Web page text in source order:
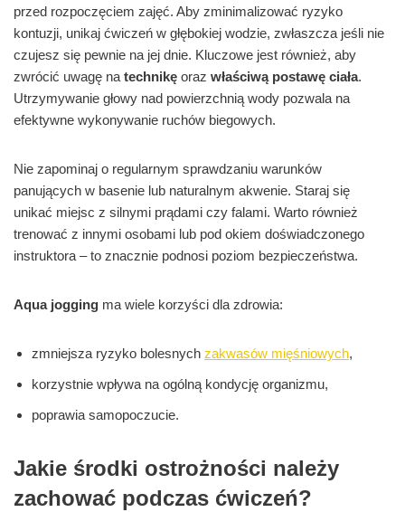
przed rozpoczęciem zajęć. Aby zminimalizować ryzyko
kontuzji, unikaj ćwiczeń w głębokiej wodzie, zwłaszcza jeśli nie
czujesz się pewnie na jej dnie. Kluczowe jest również, aby
zwrócić uwagę na technikę oraz właściwą postawę ciała.
Utrzymywanie głowy nad powierzchnią wody pozwala na
efektywne wykonywanie ruchów biegowych.
Nie zapominaj o regularnym sprawdzaniu warunków
panujących w basenie lub naturalnym akwenie. Staraj się
unikać miejsc z silnymi prądami czy falami. Warto również
trenować z innymi osobami lub pod okiem doświadczonego
instruktora – to znacznie podnosi poziom bezpieczeństwa.
Aqua jogging ma wiele korzyści dla zdrowia:
zmniejsza ryzyko bolesnych zakwasów mięśniowych,
korzystnie wpływa na ogólną kondycję organizmu,
poprawia samopoczucie.
Jakie środki ostrożności należy
zachować podczas ćwiczeń?